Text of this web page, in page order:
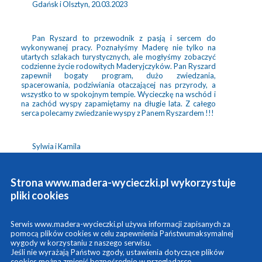
Gdańsk i Olsztyn, 20.03.2023
Pan Ryszard to przewodnik z pasją i sercem do
wykonywanej pracy. Poznałyśmy Maderę nie tylko na
utartych szlakach turystycznych, ale mogłyśmy zobaczyć
codzienne życie rodowitych Maderyjczyków. Pan Ryszard
zapewnił bogaty program, dużo zwiedzania,
spacerowania, podziwiania otaczającej nas przyrody, a
wszystko to w spokojnym tempie. Wycieczkę na wschód i
na zachód wyspy zapamiętamy na długie lata. Z całego
serca polecamy zwiedzanie wyspy z Panem Ryszardem !!!
Sylwia i Kamila
O MNIE WYCIECZKI
KONTAKT FOTOBLOG
Strona www.madera-wycieczki.pl wykorzystuje
pliki cookies
Serwis www.madera-wycieczki.pl używa informacji zapisanych za
pomocą plików cookies w celu zapewnienia Państwumaksymalnej
wygody w korzystaniu z naszego serwisu.
Jeśli nie wyrażają Państwo zgody, ustawienia dotyczące plików